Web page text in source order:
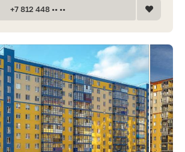
+7 812 448 •• ••